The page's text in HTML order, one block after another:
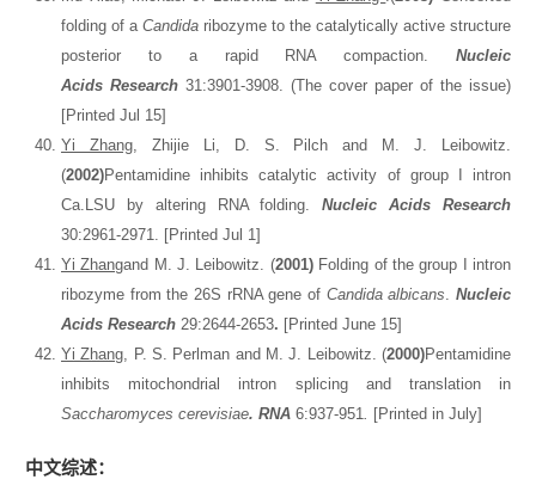
folding of a Candida ribozyme to the catalytically active structure
posterior to a rapid RNA compaction. Nucleic
Acids Research 31:3901-3908. (The cover paper of the issue)
[Printed Jul 15]
Yi Zhang, Zhijie Li, D. S. Pilch and M. J. Leibowitz.
(2002)Pentamidine inhibits catalytic activity of group I intron
Ca.LSU by altering RNA folding.Nucleic Acids Research
30:2961-2971. [Printed Jul 1]
Yi Zhangand M. J. Leibowitz. (2001)Folding of the group I intron
ribozyme from the 26S rRNA gene of Candida albicans.Nucleic
Acids Research 29:2644-2653. [Printed June 15]
Yi Zhang, P. S. Perlman and M. J. Leibowitz. (2000)Pentamidine
inhibits mitochondrial intron splicing and translation in
Saccharomyces cerevisiae. RNA 6:937-951. [Printed in July]
中文综述：